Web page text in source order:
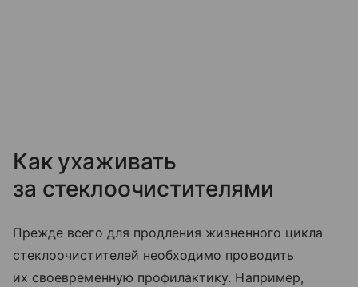
Как ухаживать
за стеклоочистителями
Прежде всего для продления жизненного цикла
стеклоочистителей необходимо проводить
их своевременную профилактику. Например,